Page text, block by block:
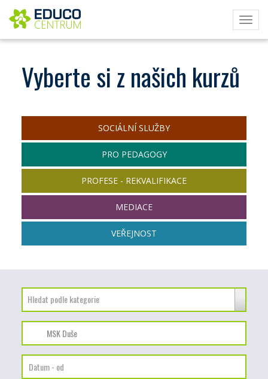
Vyberte si z našich kurzů
SOCIÁLNÍ SLUŽBY
PRO PEDAGOGY
PROFESE - REKVALIFIKACE
MEDIACE
VEŘEJNOST
Hledat podle kategorie